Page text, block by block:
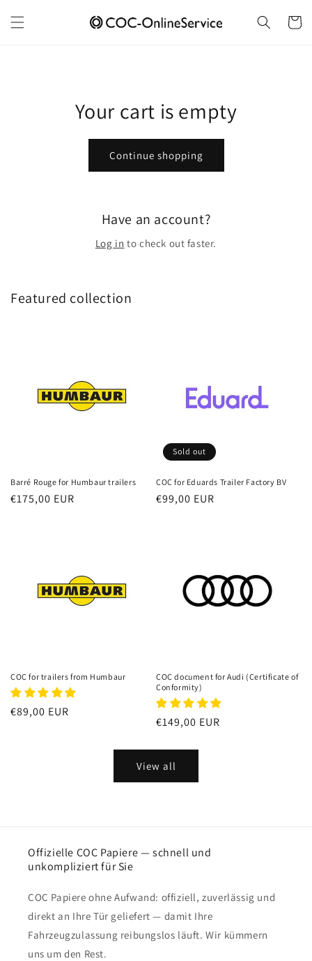
content
Cart
Your cart is empty
Continue shopping
Have an account?
Log in to check out faster.
Featured collection
Barré Rouge for Humbaur trailers
Regular
€175,00 EUR
Sold out
COC for Eduards Trailer Factory BV
Regular
€99,00 EUR
COC for trailers from Humbaur
Regular
€89,00 EUR
COC document for Audi (Certificate of
Conformity)
Regular
€149,00 EUR
View all
Offizielle COC Papiere — schnell und
unkompliziert für Sie
COC Papiere ohne Aufwand: offiziell, zuverlässig und
direkt an Ihre Tür geliefert — damit Ihre
Fahrzeugzulassung reibungslos läuft. Wir kümmern
uns um den Rest.